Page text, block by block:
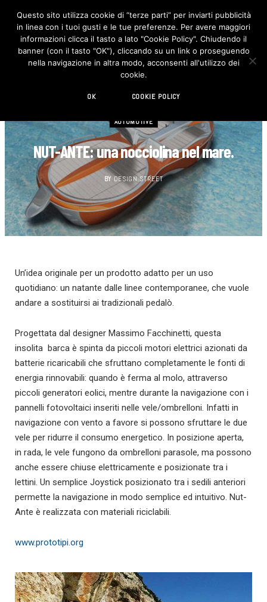
F
c
e
b
o
I
n
s
t
AUTOMOTIVE
NUT-ANTE: una nocciolina nel mare.
BY DESIGN STREET
Un’idea originale per un prodotto adatto per un uso
quotidiano: un natante dalle linee contemporanee, che vuole
andare a sostituirsi ai tradizionali pedalò.
Progettata dal designer Massimo Facchinetti, questa
insolita barca è spinta da piccoli motori elettrici azionati da
batterie ricaricabili che sfruttano completamente le fonti di
energia rinnovabili: quando è ferma al molo, attraverso
piccoli generatori eolici, mentre durante la navigazione con i
pannelli fotovoltaici inseriti nelle vele/ombrelloni. Infatti in
navigazione con vento a favore si possono sfruttare le due
vele per ridurre il consumo energetico. In posizione aperta,
in rada, le vele fungono da ombrelloni parasole, ma possono
anche essere chiuse elettricamente e posizionate tra i
lettini. Un semplice Joystick posizionato tra i sedili anteriori
permette la navigazione in modo semplice ed intuitivo. Nut-
Ante è realizzata con materiali riciclabili.
www.prototipi.org
Questo sito utilizza cookie di “terze parti” per inviarti pubblicità
in linea con i tuoi gusti e le tue preferenze. Per avere maggiori
informazioni clicca il tasto a lato "Cookie Policy". Chiudendo il
banner (con il tasto "OK"), cliccando su un link o proseguendo
nella navigazione in altra modo, acconsenti all'utilizzo dei
cookie.
OK COOKIE POLICY